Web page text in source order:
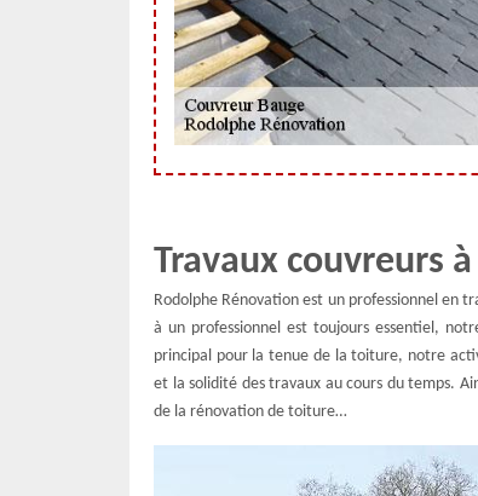
Travaux couvreurs
Rodolphe Rénovation est un professionnel en
à un professionnel est toujours essentiel,
principal pour la tenue de la toiture, notre
et la solidité des travaux au cours du temps.
de la rénovation de toiture…